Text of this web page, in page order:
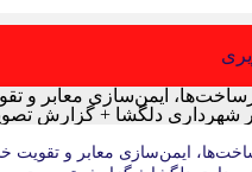
ایمن‌سازی معابر و تقویت